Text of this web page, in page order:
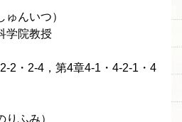
んいつ）
学院教授
2・2-4，第4章4-1・4-2-1・4
ふみ）